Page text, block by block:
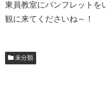
東員教室にパンフレットを
観に来てくださいね～！
未分類